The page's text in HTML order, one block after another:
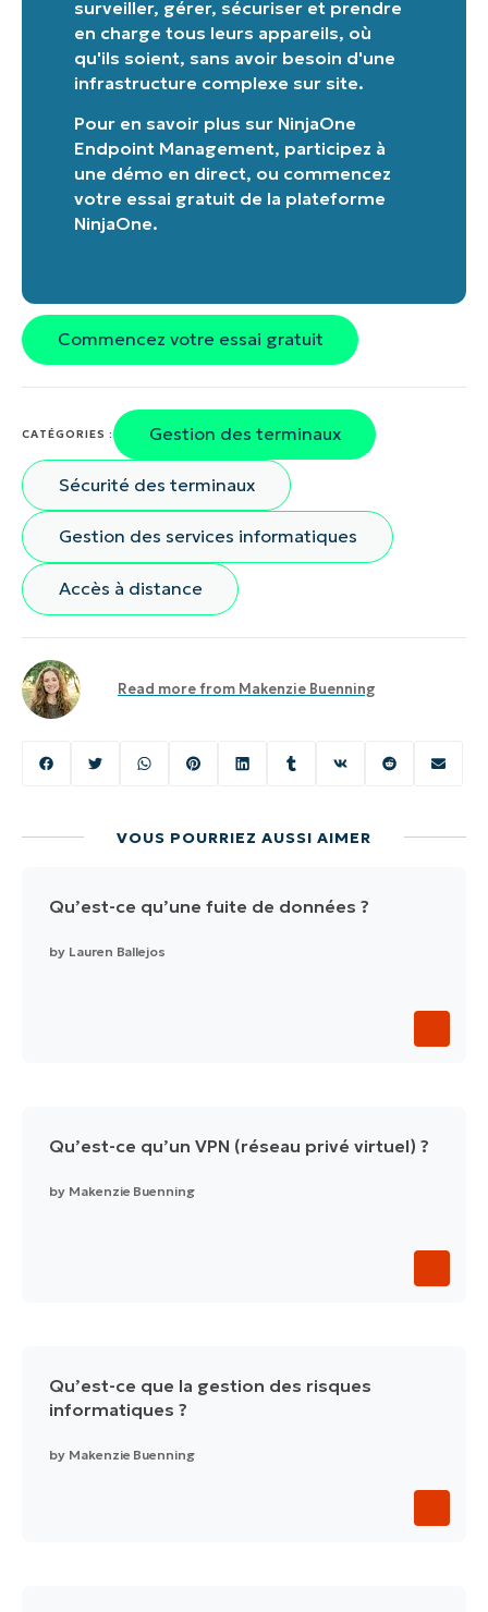
surveiller, gérer, sécuriser et prendre
en charge tous leurs appareils, où
qu'ils soient, sans avoir besoin d'une
infrastructure complexe sur site.
Pour en savoir plus sur NinjaOne
Endpoint Management, participez à
une démo en direct, ou commencez
votre essai gratuit de la plateforme
NinjaOne.
Commencez votre essai gratuit
CATÉGORIES : Gestion des terminaux
Sécurité des terminaux
Gestion des services informatiques
Accès à distance
Read more from Makenzie Buenning
VOUS POURRIEZ AUSSI AIMER
Qu’est-ce qu’une fuite de données ?
by Lauren Ballejos
Qu’est-ce qu’un VPN (réseau privé virtuel) ?
by Makenzie Buenning
Qu’est-ce que la gestion des risques
informatiques ?
by Makenzie Buenning
Phone
number*
Company
name*